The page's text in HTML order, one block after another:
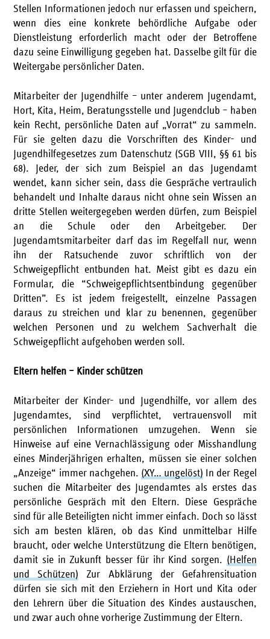
Stellen Informationen jedoch nur erfassen und speichern,
wenn dies eine konkrete behördliche Aufgabe oder
Dienstleistung erforderlich macht oder der Betroffene
dazu seine Einwilligung gegeben hat. Dasselbe gilt für die
Weitergabe persönlicher Daten.
Mitarbeiter der Jugendhilfe – unter anderem Jugendamt,
Hort, Kita, Heim, Beratungsstelle und Jugendclub – haben
kein Recht, persönliche Daten auf „Vorrat“ zu sammeln.
Für sie gelten dazu die Vorschriften des Kinder- und
Jugendhilfegesetzes zum Datenschutz (SGB VIII, §§ 61 bis
68). Jeder, der sich zum Beispiel an das Jugendamt
wendet, kann sicher sein, dass die Gespräche vertraulich
behandelt und Inhalte daraus nicht ohne sein Wissen an
dritte Stellen weitergegeben werden dürfen, zum Beispiel
an die Schule oder den Arbeitgeber. Der
Jugendamtsmitarbeiter darf das im Regelfall nur, wenn
ihn der Ratsuchende zuvor schriftlich von der
Schweigepflicht entbunden hat. Meist gibt es dazu ein
Formular, die “Schweigepflichtsentbindung gegenüber
Dritten”. Es ist jedem freigestellt, einzelne Passagen
daraus zu streichen und klar zu benennen, gegenüber
welchen Personen und zu welchem Sachverhalt die
Schweigepflicht aufgehoben werden soll.
Eltern helfen – Kinder schützen
Mitarbeiter der Kinder- und Jugendhilfe, vor allem des
Jugendamtes, sind verpflichtet, vertrauensvoll mit
persönlichen Informationen umzugehen. Wenn sie
Hinweise auf eine Vernachlässigung oder Misshandlung
eines Minderjährigen erhalten, müssen sie einer solchen
„Anzeige“ immer nachgehen. (XY… ungelöst) In der Regel
suchen die Mitarbeiter des Jugendamtes als erstes das
persönliche Gespräch mit den Eltern. Diese Gespräche
sind für alle Beteiligten nicht immer einfach. Doch so lässt
sich am besten klären, ob das Kind unmittelbar Hilfe
braucht, oder welche Unterstützung die Eltern benötigen,
damit sie in Zukunft besser für ihr Kind sorgen. (Helfen
und Schützen) Zur Abklärung der Gefahrensituation
dürfen sie sich mit den Erziehern in Hort und Kita oder
den Lehrern über die Situation des Kindes austauschen,
und zwar auch ohne vorherige Zustimmung der Eltern.